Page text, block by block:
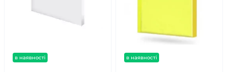
в наявності в наявності